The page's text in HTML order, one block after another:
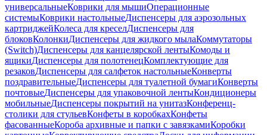
универсальныеКоврики для мышиОперационные
системыКоврики настольныеДиспенсеры для аэрозольных
картриджейКолеса для креселДиспенсеры для
блоковКолонкиДиспенсеры для жидкого мылаКоммутаторы
(Switch)Диспенсеры для канцелярской лентыКомоды и
ящикиДиспенсеры для полотенецКомплектующие для
резаковДиспенсеры для салфеток настольныеКонверты
поздравительныеДиспенсеры для туалетной бумагиКонверты
почтовыеДиспенсеры для упаковочной лентыКондиционеры
мобильныеДиспенсеры покрытий на унитазКонференц-
столики для стульевКонфеты в коробкахКонфеты
фасованныеКороба архивные и папки с завязкамиКоробки